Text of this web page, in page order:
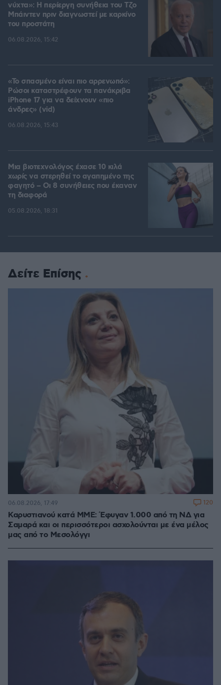
νύχτα»: Η περίεργη συνήθεια του Τζο
Μπάιντεν πριν διαγνωστεί με καρκίνο
του προστάτη
06.08.2026, 15:42
«Το σπασμένο είναι πιο αρρενωπό»:
Ρώσοι καταστρέφουν τα πανάκριβα
iPhone 17 για να δείχνουν «πιο
άνδρες» (vid)
06.08.2026, 15:43
Μια βιοτεχνολόγος έχασε 10 κιλά
χωρίς να στερηθεί το αγαπημένο της
φαγητό – Οι 8 συνήθειες που έκαναν
τη διαφορά
05.08.2026, 18:31
Δείτε Επίσης
Καρυστιανού κατά ΜΜΕ: Έφυγαν 1.000 από τη ΝΔ για
Σαμαρά και οι περισσότεροι ασχολούνται με ένα μέλος
μας από το Μεσολόγγι
06.08.2026, 17:49 120